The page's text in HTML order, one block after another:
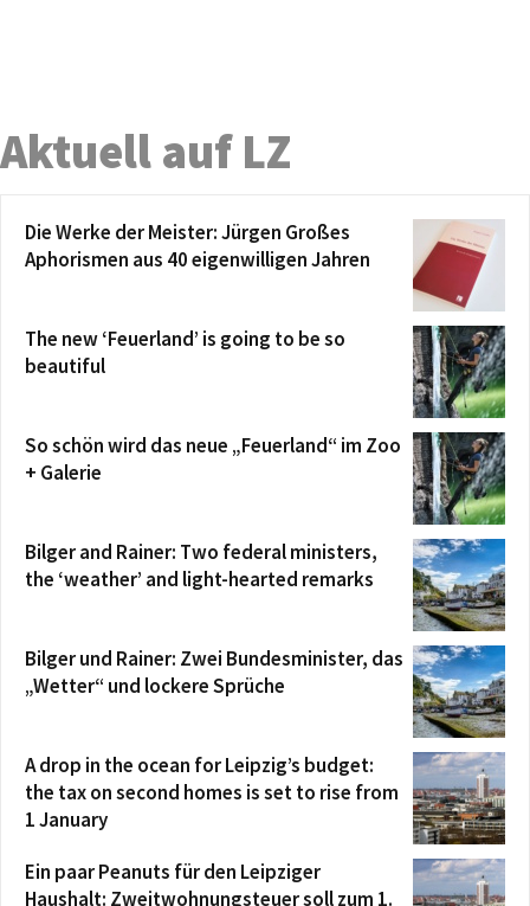
Aktuell auf LZ
Die Werke der Meister: Jürgen Großes
Aphorismen aus 40 eigenwilligen Jahren
The new ‘Feuerland’ is going to be so
beautiful
So schön wird das neue „Feuerland“ im Zoo
+ Galerie
Bilger and Rainer: Two federal ministers,
the ‘weather’ and light-hearted remarks
Bilger und Rainer: Zwei Bundesminister, das
„Wetter“ und lockere Sprüche
A drop in the ocean for Leipzig’s budget:
the tax on second homes is set to rise from
1 January
Ein paar Peanuts für den Leipziger
Haushalt: Zweitwohnungsteuer soll zum 1.